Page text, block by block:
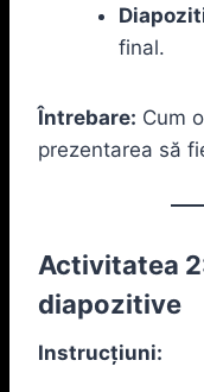
final.
Întrebare: Cum
prezentarea să
Activitatea
diapozitive
Instrucțiuni: